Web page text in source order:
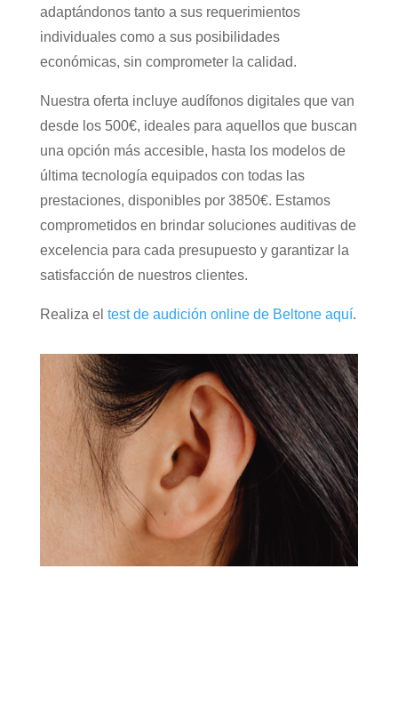
adaptándonos tanto a sus requerimientos
individuales como a sus posibilidades
económicas, sin comprometer la calidad.
Nuestra oferta incluye audífonos digitales que van
desde los 500€, ideales para aquellos que buscan
una opción más accesible, hasta los modelos de
última tecnología equipados con todas las
prestaciones, disponibles por 3850€. Estamos
comprometidos en brindar soluciones auditivas de
excelencia para cada presupuesto y garantizar la
satisfacción de nuestros clientes.
Realiza el test de audición online de Beltone aquí.